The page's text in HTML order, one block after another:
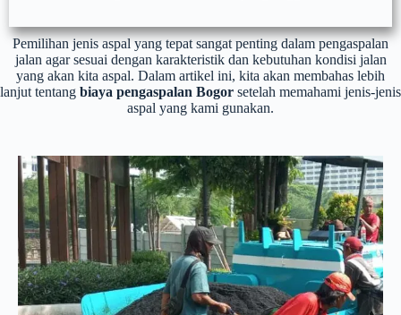
Pemilihan jenis aspal yang tepat sangat penting dalam pengaspalan
jalan agar sesuai dengan karakteristik dan kebutuhan kondisi jalan
yang akan kita aspal. Dalam artikel ini, kita akan membahas lebih
lanjut tentang biaya pengaspalan Bogor setelah memahami jenis-jenis
aspal yang kami gunakan.